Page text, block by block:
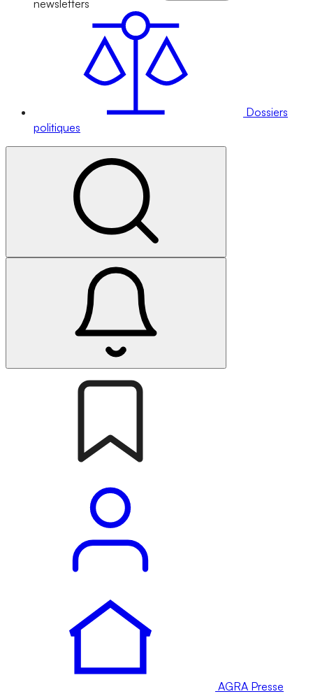
newsletters
Dossiers
politiques
AGRA Presse